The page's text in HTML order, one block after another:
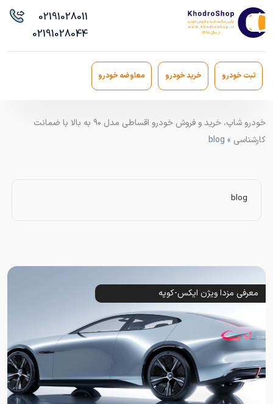
02191028011
02191028044
ثبت خودرو خرید خودرو معاوضه خودرو
خودرو شاپ، خرید و فروش خودرو اقساطی مدل ۹۰ به بالا با ضمانت
کارشناسی » blog
blog
معرفی مزدا ویژن ایکس-کوپه